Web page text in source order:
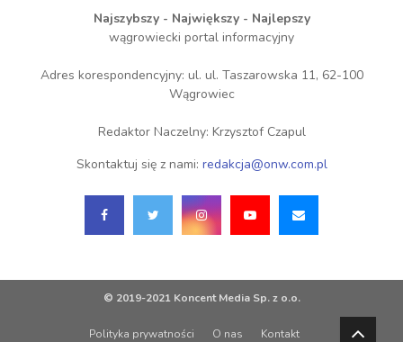
Najszybszy - Największy - Najlepszy
wągrowiecki portal informacyjny
Adres korespondencyjny: ul. ul. Taszarowska 11, 62-100
Wągrowiec
Redaktor Naczelny: Krzysztof Czapul
Skontaktuj się z nami: redakcja@onw.com.pl
© 2019-2021 Koncent Media Sp. z o.o.
Polityka prywatności O nas Kontakt